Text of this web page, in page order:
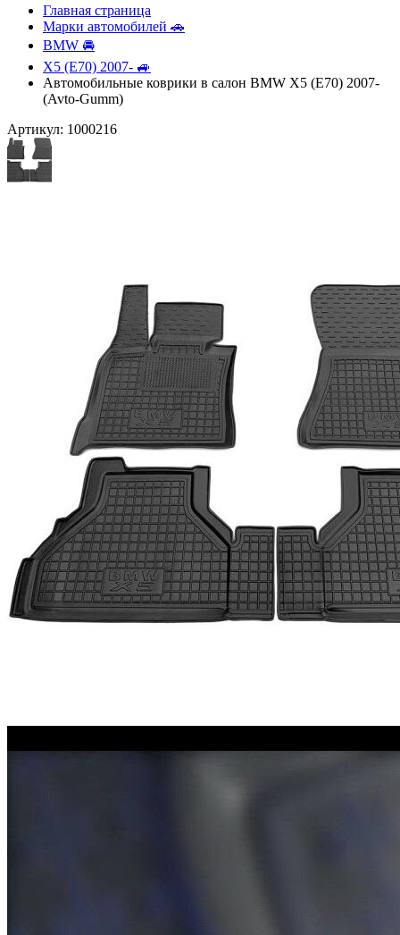
Главная страница
Марки автомобилей 🚗
BMW 🚘
X5 (E70) 2007- 🚙
Автомобильные коврики в салон BMW X5 (E70) 2007-
(Avto-Gumm)
Артикул: 1000216